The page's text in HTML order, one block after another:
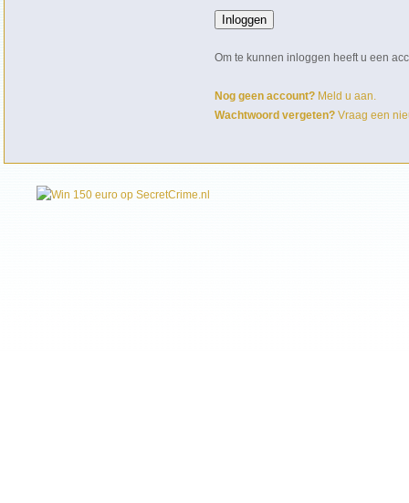
Om te kunnen inloggen heeft u een
Nog geen account? Meld u aan.
Wachtwoord vergeten? Vraag een